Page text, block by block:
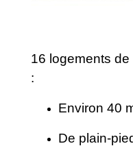
16 logements
:
Environ 40
De plain-